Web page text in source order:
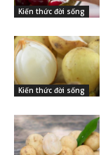
Kiến thức đời sống
Kiến thức đời sống